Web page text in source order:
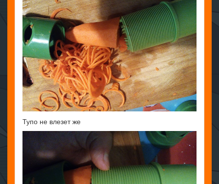
Тупо не влезет же